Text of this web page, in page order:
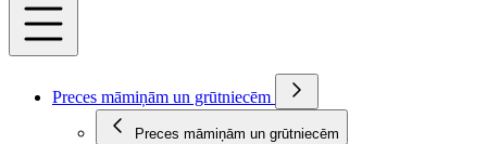
Preces māmiņām un grūtniecēm
Preces māmiņām un grūtniecēm